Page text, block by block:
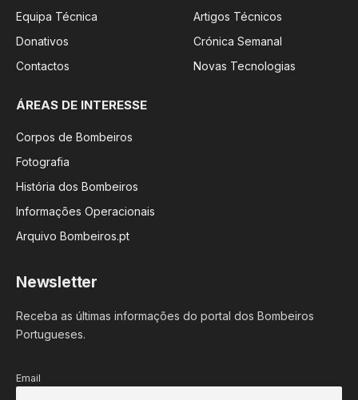
Equipa Técnica
Donativos
Contactos
Artigos Técnicos
Crónica Semanal
Novas Tecnologias
ÁREAS DE INTERESSE
Corpos de Bombeiros
Fotografia
História dos Bombeiros
Informações Operacionais
Arquivo Bombeiros.pt
Newsletter
Receba as últimas informações do portal dos Bombeiros
Portugueses.
Email